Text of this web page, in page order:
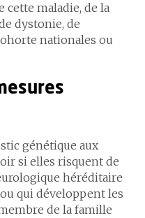
maladie, de la
dystonie, de
nationales ou
génétique aux
si elles risquent de
héréditaire
qui développent les
de la famille